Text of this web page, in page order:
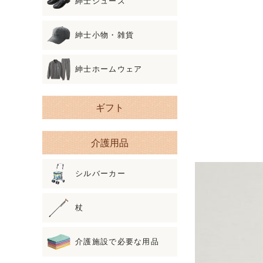
紳士小物・雑貨
紳士ホームウェア
ギフト
介護用品
シルバーカー
杖
介護施設で必要な用品